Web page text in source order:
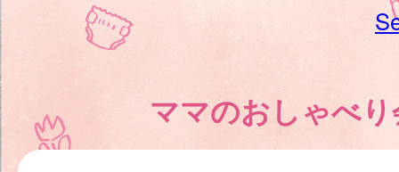
ママのおしゃべ